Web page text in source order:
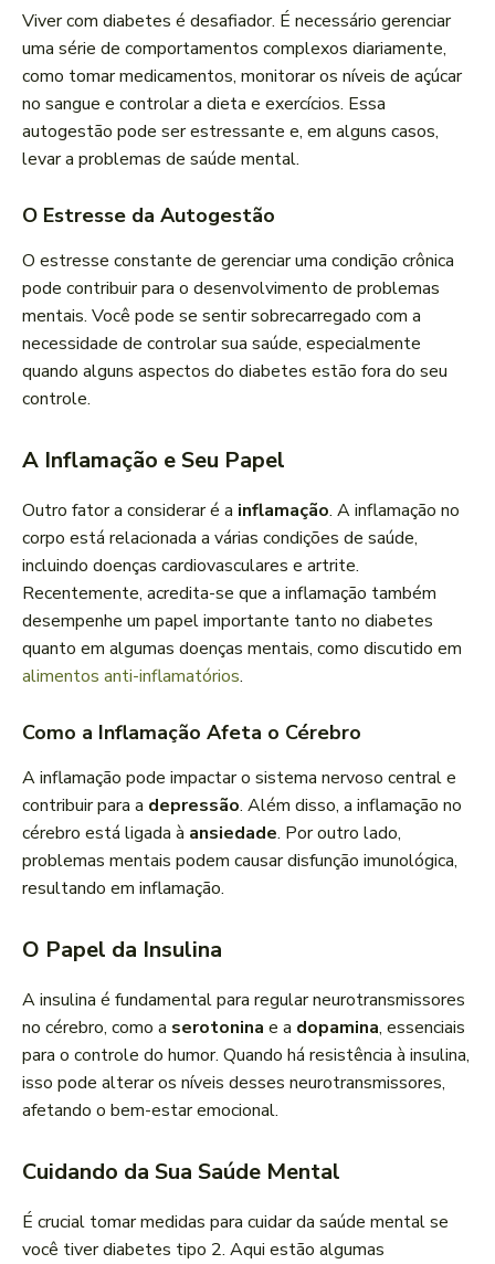
Viver com diabetes é desafiador. É necessário gerenciar
uma série de comportamentos complexos diariamente,
como tomar medicamentos, monitorar os níveis de açúcar
no sangue e controlar a dieta e exercícios. Essa
autogestão pode ser estressante e, em alguns casos,
levar a problemas de saúde mental.
O Estresse da Autogestão
O estresse constante de gerenciar uma condição crônica
pode contribuir para o desenvolvimento de problemas
mentais. Você pode se sentir sobrecarregado com a
necessidade de controlar sua saúde, especialmente
quando alguns aspectos do diabetes estão fora do seu
controle.
A Inflamação e Seu Papel
Outro fator a considerar é a inflamação. A inflamação no
corpo está relacionada a várias condições de saúde,
incluindo doenças cardiovasculares e artrite.
Recentemente, acredita-se que a inflamação também
desempenhe um papel importante tanto no diabetes
quanto em algumas doenças mentais, como discutido em
alimentos anti-inflamatórios.
Como a Inflamação Afeta o Cérebro
A inflamação pode impactar o sistema nervoso central e
contribuir para a depressão. Além disso, a inflamação no
cérebro está ligada à ansiedade. Por outro lado,
problemas mentais podem causar disfunção imunológica,
resultando em inflamação.
O Papel da Insulina
A insulina é fundamental para regular neurotransmissores
no cérebro, como a serotonina e a dopamina, essenciais
para o controle do humor. Quando há resistência à insulina,
isso pode alterar os níveis desses neurotransmissores,
afetando o bem-estar emocional.
Cuidando da Sua Saúde Mental
É crucial tomar medidas para cuidar da saúde mental se
você tiver diabetes tipo 2. Aqui estão algumas